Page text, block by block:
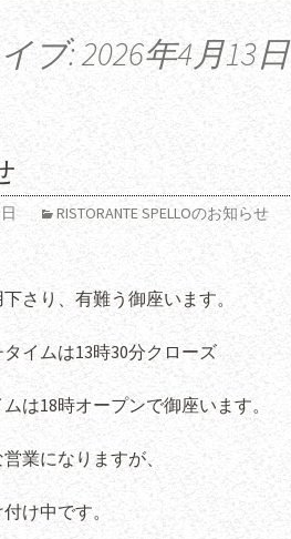
ブ: 2026年4月13日
RISTORANTE SPELLOのお知らせ
さり、有難う御座います。
イムは13時30分クローズ
は18時オープンで御座います。
業になりますが、
け中です。